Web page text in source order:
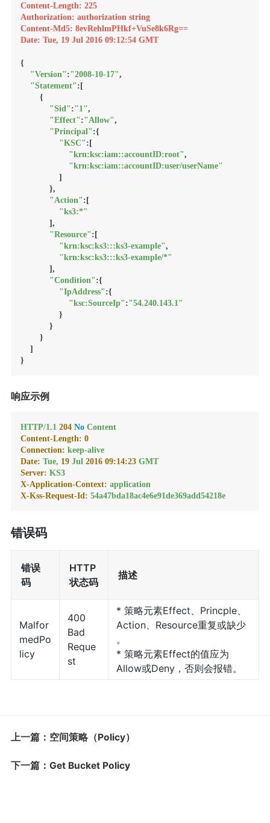
Content-Length: 225
Authorization: authorization string
Content-Md5: 8evRehlmPHkf+VuSe8k6Rg==
Date: Tue, 19 Jul 2016 09:12:54 GMT
{
"Version":"2008-10-17",
"Statement":[
        {
"Sid":"1",
"Effect":"Allow",
"Principal":{
"KSC":[
"krn:ksc:iam::accountID:root",
"krn:ksc:iam::accountID:user/userName"
                ]
            },
"Action":[
"ks3:*"
            ],
"Resource":[
"krn:ksc:ks3:::ks3-example",
"krn:ksc:ks3:::ks3-example/*"
            ],
"Condition":{
"IpAddress":{
"ksc:SourceIp":"54.240.143.1"
                }
            }
        }
    ]
响应示例
HTTP/1.1 204 No Content
Content-Length: 0
Connection: keep-alive
Date: Tue, 19 Jul 2016 09:14:23 GMT
Server: KS3
X-Application-Context: application
X-Kss-Request-Id: 54a47bda18ac4e6e91de369add54218e
错误码
错误
码
HTTP
状态码
描述
Malfor
medPo
licy
400
Bad
Reque
st
* 策略元素Effect、Princple、
Action、Resource重复或缺少
。
* 策略元素Effect的值应为
Allow或Deny，否则会报错。
上一篇：空间策略（Policy）
下一篇：Get Bucket Policy